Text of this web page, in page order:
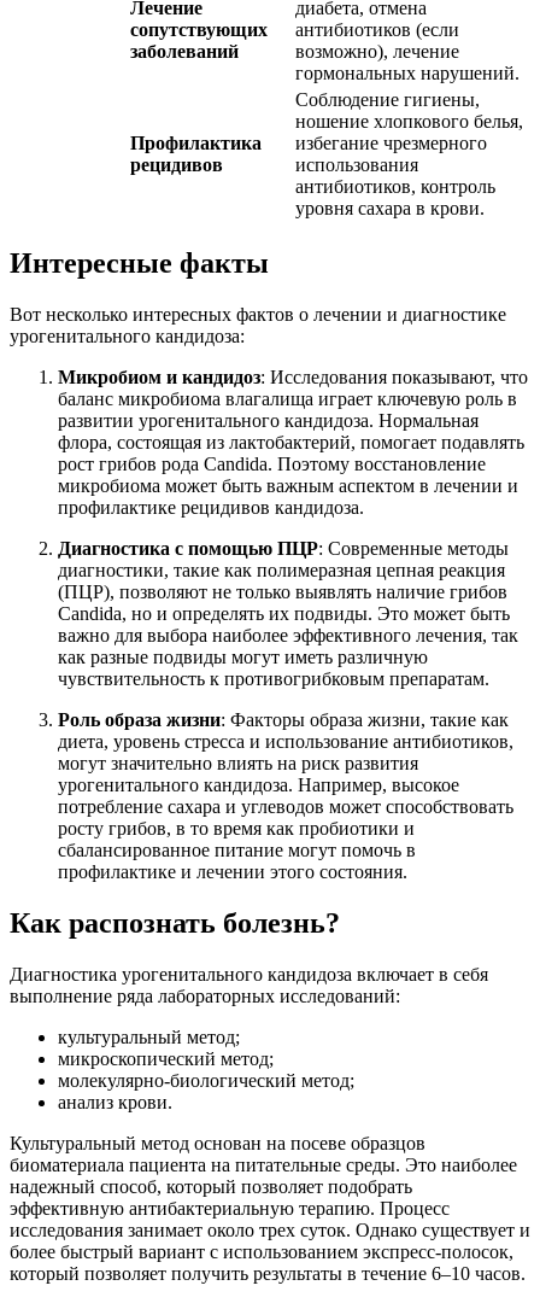
Лечение
сопутствующих
заболеваний
диабета, отмена
антибиотиков (если
возможно), лечение
гормональных нарушений.
Профилактика
рецидивов
Соблюдение гигиены,
ношение хлопкового белья,
избегание чрезмерного
использования
антибиотиков, контроль
уровня сахара в крови.
Интересные факты
Вот несколько интересных фактов о лечении и диагностике
урогенитального кандидоза:
Микробиом и кандидоз: Исследования показывают, что
баланс микробиома влагалища играет ключевую роль в
развитии урогенитального кандидоза. Нормальная
флора, состоящая из лактобактерий, помогает подавлять
рост грибов рода Candida. Поэтому восстановление
микробиома может быть важным аспектом в лечении и
профилактике рецидивов кандидоза.
Диагностика с помощью ПЦР: Современные методы
диагностики, такие как полимеразная цепная реакция
(ПЦР), позволяют не только выявлять наличие грибов
Candida, но и определять их подвиды. Это может быть
важно для выбора наиболее эффективного лечения, так
как разные подвиды могут иметь различную
чувствительность к противогрибковым препаратам.
Роль образа жизни: Факторы образа жизни, такие как
диета, уровень стресса и использование антибиотиков,
могут значительно влиять на риск развития
урогенитального кандидоза. Например, высокое
потребление сахара и углеводов может способствовать
росту грибов, в то время как пробиотики и
сбалансированное питание могут помочь в
профилактике и лечении этого состояния.
Как распознать болезнь?
Диагностика урогенитального кандидоза включает в себя
выполнение ряда лабораторных исследований:
культуральный метод;
микроскопический метод;
молекулярно-биологический метод;
анализ крови.
Культуральный метод основан на посеве образцов
биоматериала пациента на питательные среды. Это наиболее
надежный способ, который позволяет подобрать
эффективную антибактериальную терапию. Процесс
исследования занимает около трех суток. Однако существует и
более быстрый вариант с использованием экспресс-полосок,
который позволяет получить результаты в течение 6–10 часов.